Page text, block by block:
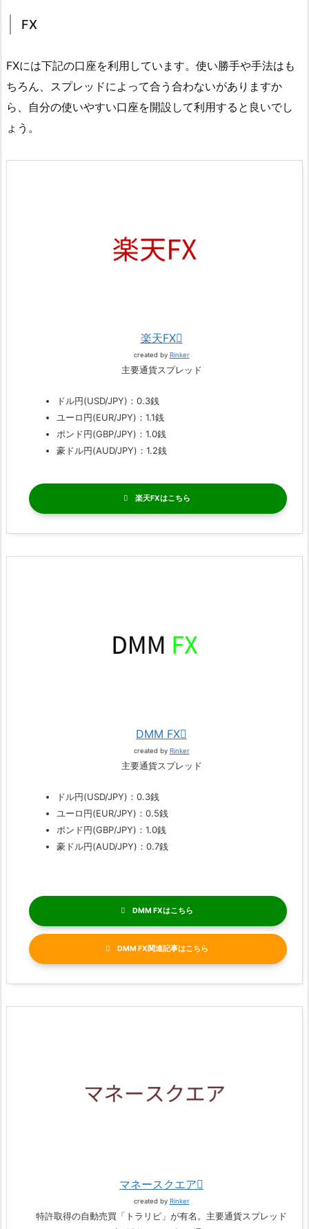
FX
FXには下記の口座を利用しています。使い勝手や手法はも
ちろん、スプレッドによって合う合わないがありますか
ら、自分の使いやすい口座を開設して利用すると良いでし
ょう。
楽天FX
created by Rinker
主要通貨スプレッド
ドル円(USD/JPY)：0.3銭
ユーロ円(EUR/JPY)：1.1銭
ポンド円(GBP/JPY)：1.0銭
豪ドル円(AUD/JPY)：1.2銭
楽天FX
DMM FX
created by Rinker
主要通貨スプレッド
ドル円(USD/JPY)：0.3銭
ユーロ円(EUR/JPY)：0.5銭
ポンド円(GBP/JPY)：1.0銭
豪ドル円(AUD/JPY)：0.7銭
DMM FX
DMM FX関連記事
マネースクエア
created by Rinker
特許取得の自動売買「トラリピ」が有名。主要通貨スプレッド